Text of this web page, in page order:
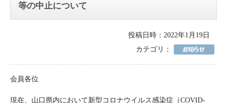
等の中止について
投稿日時：2022年1月19日
カテゴリ：
会員各位
現在、山口県内において新型コロナウイルス感染症（COVID-